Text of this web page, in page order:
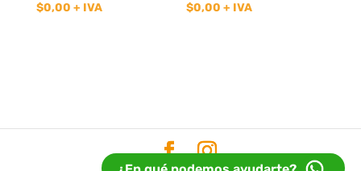
$0,00 + IVA $0,00 + IVA